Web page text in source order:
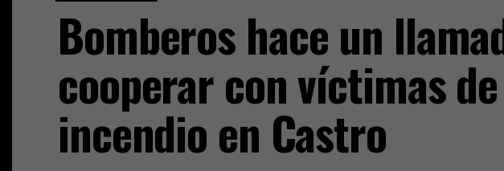
Bomberos hace un
cooperar con víctimas
incendio en Castro